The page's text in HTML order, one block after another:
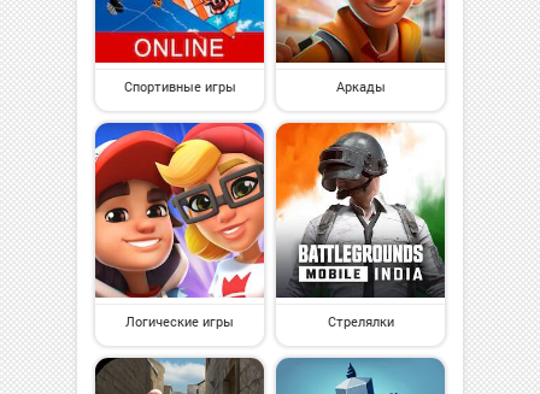
Спортивные игры Аркады
Логические игры Стрелялки